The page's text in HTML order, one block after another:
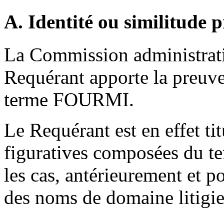
A. Identité ou similitude
La Commission
Requérant apporte la
terme FOURMI.
Le Requérant est en effet
figuratives composées du
les cas, antérieurement et
des noms de domaine